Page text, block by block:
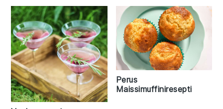
Perus
Maissimuffiniresepti